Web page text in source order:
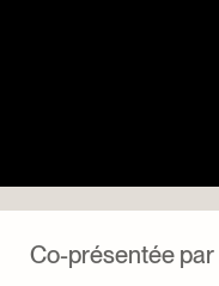
Co-présentée par